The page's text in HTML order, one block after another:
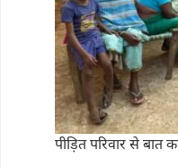
पीड़ित परिवार से बात